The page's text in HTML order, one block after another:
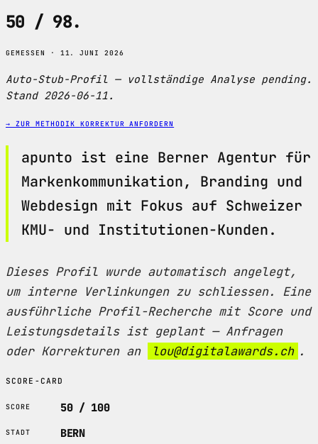
50 / 98.
GEMESSEN · 11. JUNI 2026
Auto-Stub-Profil — vollständige Analyse pending.
Stand 2026-06-11.
→ ZUR METHODIK KORREKTUR ANFORDERN
apunto ist eine Berner Agentur für
Markenkommunikation, Branding und
Webdesign mit Fokus auf Schweizer
KMU- und Institutionen-Kunden.
Dieses Profil wurde automatisch angelegt,
um interne Verlinkungen zu schliessen. Eine
ausführliche Profil-Recherche mit Score und
Leistungsdetails ist geplant — Anfragen
oder Korrekturen an
lou@digitalawards.ch .
SCORE-CARD
SCORE 50 / 100
STADT BERN